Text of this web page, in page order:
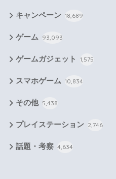
キャンペーン 18,689
ゲーム 93,093
ゲームガジェット 1,575
スマホゲーム 10,834
その他 5,438
プレイステーション 2,746
話題・考察 4,634